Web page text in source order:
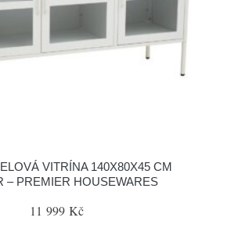
VITRÍNA 140X80X45 CM
– PREMIER HOUSEWARES
11 999 Kč